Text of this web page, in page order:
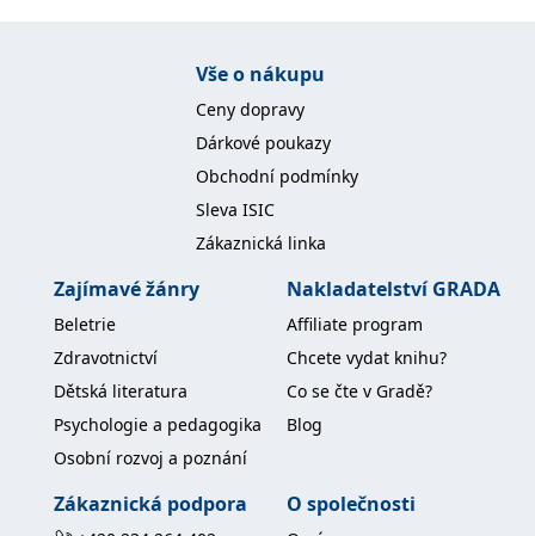
Vše o nákupu
Ceny dopravy
Dárkové poukazy
Obchodní podmínky
Sleva ISIC
Zákaznická linka
Zajímavé žánry
Beletrie
Zdravotnictví
Dětská literatura
Psychologie a pedagogika
Osobní rozvoj a poznání
Nakladatelství GRADA
Affiliate program
Chcete vydat knihu?
Co se čte v Gradě?
Blog
Zákaznická podpora O společnosti
Nezařazené soubory
Nezbytně nutné soubory cookie umožňují základní funkce webových
stránek, jako je přihlášení uživatele a správa účtu. Webové stránky nelze
bez nezbytně nutných souborů cookie správně používat.
Provider /
Doména
CookieScript
služba
Script.com k
předvoleb
soubory
Cookie-
Script.com